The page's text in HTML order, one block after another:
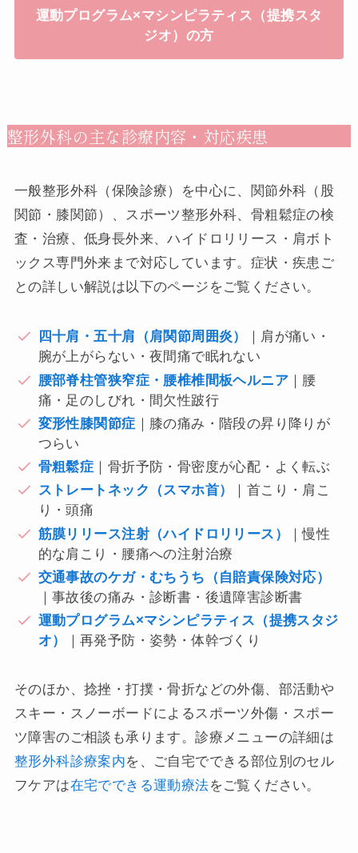
運動プログラム×マシンピラティス（提携スタ
ジオ）の方
整形外科の主な診療内容・対応疾患
一般整形外科（保険診療）を中心に、関節外科（股
関節・膝関節）、スポーツ整形外科、骨粗鬆症の検
査・治療、低身長外来、ハイドロリリース・肩ボト
ックス専門外来まで対応しています。症状・疾患ご
との詳しい解説は以下のページをご覧ください。
四十肩・五十肩（肩関節周囲炎）
｜肩が痛い・
腕が上がらない・夜間痛で眠れない
腰部脊柱管狭窄症・腰椎椎間板ヘルニア｜腰
痛・足のしびれ・間欠性跛行
変形性膝関節症 ｜膝の痛み・階段の昇り降りが
つらい
骨粗鬆症 ｜骨折予防・骨密度が心配・よく転ぶ
ストレートネック（スマホ首）
｜首こり・肩こ
り・頭痛
筋膜リリース注射（ハイドロリリース）
｜慢性
的な肩こり・腰痛への注射治療
交通事故のケガ・むちうち（自賠責保険対応）
｜事故後の痛み・診断書・後遺障害診断書
運動プログラム×マシンピラティス（提携スタジ
オ）
｜再発予防・姿勢・体幹づくり
そのほか、捻挫・打撲・骨折などの外傷、部活動や
スキー・スノーボードによるスポーツ外傷・スポー
ツ障害のご相談も承ります。診療メニューの詳細は
整形外科診療案内を、ご自宅でできる部位別のセル
フケアは在宅でできる運動療法をご覧ください。